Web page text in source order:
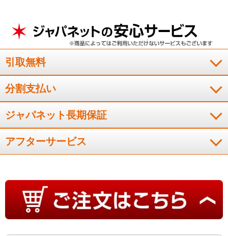
引取無料
分割支払い
ジャパネット長期保証
アフターサービス